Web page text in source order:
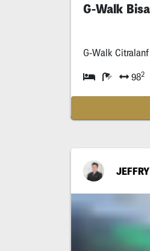
G-Walk Citralanf
982
JEFFRY